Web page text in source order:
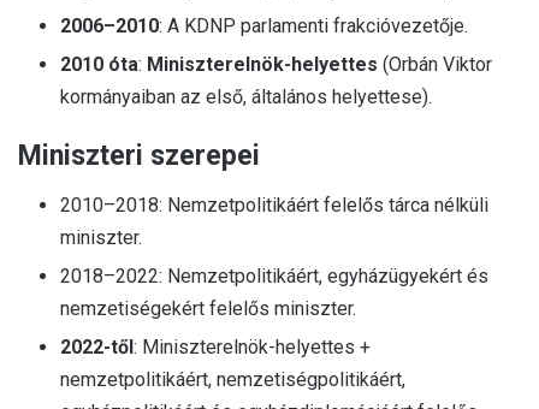
2006–2010: A KDNP parlamenti frakcióvezetője.
2010 óta: Miniszterelnök-helyettes (Orbán Viktor
kormányaiban az első, általános helyettese).
Miniszteri szerepei
2010–2018: Nemzetpolitikáért felelős tárca nélküli
miniszter.
2018–2022: Nemzetpolitikáért, egyházügyekért és
nemzetiségekért felelős miniszter.
2022-től : Miniszterelnök-helyettes +
nemzetpolitikáért, nemzetiségpolitikáért,